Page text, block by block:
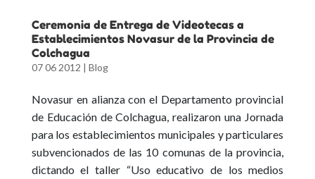
Ceremonia de Entrega de Videotecas a
Establecimientos Novasur de la Provincia de
Colchagua
07 06 2012 | Blog
Novasur en alianza con el Departamento provincial
de Educación de Colchagua, realizaron una Jornada
para los establecimientos municipales y particulares
subvencionados de las 10 comunas de la provincia,
dictando el taller “Uso educativo de los medios